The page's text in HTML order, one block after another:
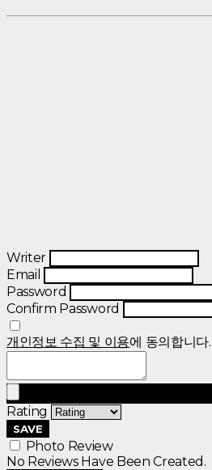
Writer
Email
Password
Confirm Password
개인정보 수집 및 이용에 동의합니다.
Rating
SAVE
Photo Review
No Reviews Have Been Created.